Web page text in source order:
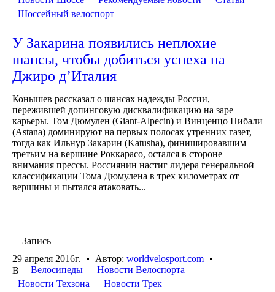
Шоссейный велоспорт
У Закарина появились неплохие
шансы, чтобы добиться успеха на
Джиро д’Италия
Конышев рассказал о шансах надежды России,
пережившей допинговую дисквалификацию на заре
карьеры. Том Дюмулен (Giant-Alpecin) и Винценцо Нибали
(Astana) доминируют на первых полосах утренних газет,
тогда как Ильнур Закарин (Katusha), финишировавшим
третьим на вершине Роккарасо, остался в стороне
внимания прессы. Россиянин настиг лидера генеральной
классификации Тома Дюмулена в трех километрах от
вершины и пытался атаковать...
Запись
29 апреля 2016г.
Автор: worldvelosport.com
В
Велосипеды
Новости Велоспорта
Новости Техзона
Новости Трек